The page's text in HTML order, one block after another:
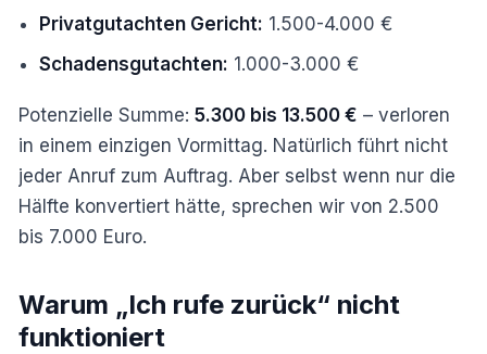
Privatgutachten Gericht: 1.500-4.000 €
Schadensgutachten: 1.000-3.000 €
Potenzielle Summe: 5.300 bis 13.500 € – verloren
in einem einzigen Vormittag. Natürlich führt nicht
jeder Anruf zum Auftrag. Aber selbst wenn nur die
Hälfte konvertiert hätte, sprechen wir von 2.500
bis 7.000 Euro.
Warum „Ich rufe zurück“ nicht
funktioniert